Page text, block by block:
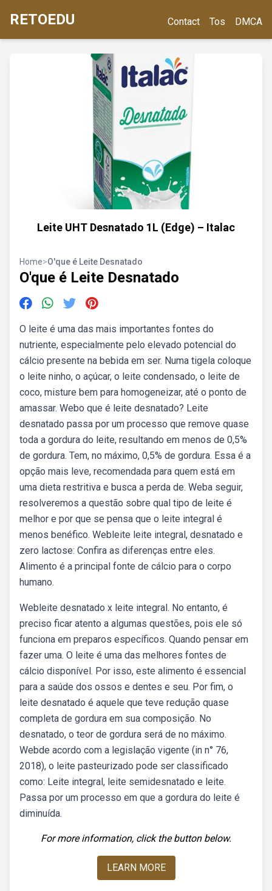
RETOEDU Contact Tos DMCA
Leite UHT Desnatado 1L (Edge) – Italac
Home>O'que é Leite Desnatado
O'que é Leite Desnatado
O leite é uma das mais importantes fontes do
nutriente, especialmente pelo elevado potencial do
cálcio presente na bebida em ser. Numa tigela coloque
o leite ninho, o açúcar, o leite condensado, o leite de
coco, misture bem para homogeneizar, até o ponto de
amassar. Webo que é leite desnatado? Leite
desnatado passa por um processo que remove quase
toda a gordura do leite, resultando em menos de 0,5%
de gordura. Tem, no máximo, 0,5% de gordura. Essa é a
opção mais leve, recomendada para quem está em
uma dieta restritiva e busca a perda de. Weba seguir,
resolveremos a questão sobre qual tipo de leite é
melhor e por que se pensa que o leite integral é
menos benéfico. Webleite leite integral, desnatado e
zero lactose: Confira as diferenças entre eles.
Alimento é a principal fonte de cálcio para o corpo
humano.
Webleite desnatado x leite integral. No entanto, é
preciso ficar atento a algumas questões, pois ele só
funciona em preparos específicos. Quando pensar em
fazer uma. O leite é uma das melhores fontes de
cálcio disponível. Por isso, este alimento é essencial
para a saúde dos ossos e dentes e seu. Por fim, o
leite desnatado é aquele que teve redução quase
completa de gordura em sua composição. No
desnatado, o teor de gordura será de no máximo.
Webde acordo com a legislação vigente (in n° 76,
2018), o leite pasteurizado pode ser classificado
como: Leite integral, leite semidesnatado e leite.
Passa por um processo em que a gordura do leite é
diminuída.
For more information, click the button below.
LEARN MORE